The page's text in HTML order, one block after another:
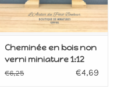
Cheminée en bois non
verni miniature 1:12
€6,25 €4,69